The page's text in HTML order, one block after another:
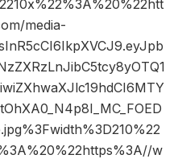
media-
w